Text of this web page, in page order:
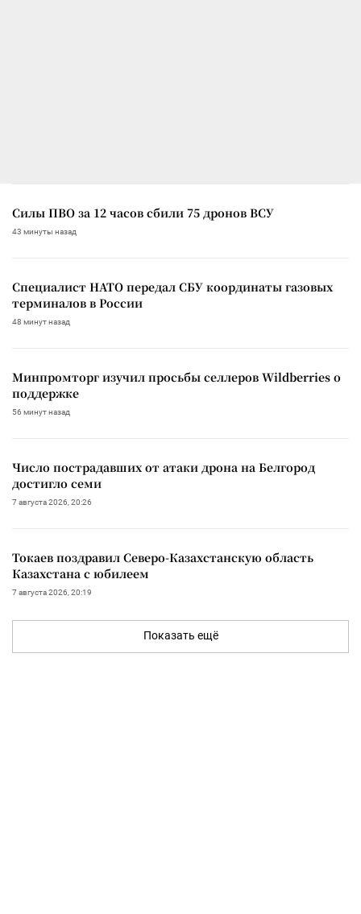
Силы ПВО за 12 часов сбили 75 дронов ВСУ
43 минуты назад
Специалист НАТО передал СБУ координаты газовых
терминалов в России
48 минут назад
Минпромторг изучил просьбы селлеров Wildberries о
поддержке
56 минут назад
Число пострадавших от атаки дрона на Белгород
достигло семи
7 августа 2026, 20:26
Токаев поздравил Северо-Казахстанскую область
Казахстана с юбилеем
7 августа 2026, 20:19
Показать ещё